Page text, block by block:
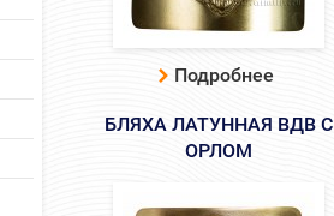
Подробнее
БЛЯХА ЛАТУННАЯ ВДВ С
ОРЛОМ